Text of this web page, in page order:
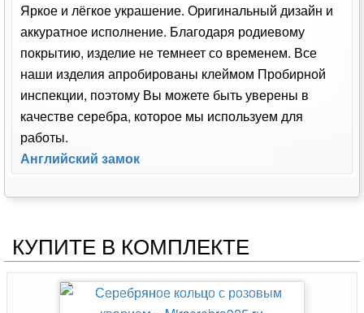
Яркое и лёгкое украшение. Оригинальный дизайн и
аккуратное исполнение. Благодаря родиевому
покрытию, изделие не темнеет со временем. Все
наши изделия апробированы клеймом Пробирной
инспекции, поэтому Вы можете быть уверены в
качестве серебра, которое мы используем для
работы.
Английский замок
КУПИТЕ В КОМПЛЕКТЕ